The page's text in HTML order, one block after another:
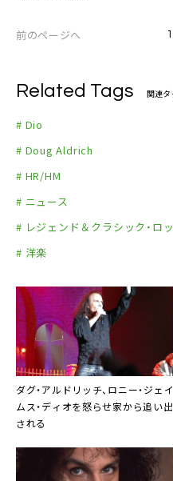
前のページへ
Related Tags 関連タ
# Dio
# Doug Aldrich
# HR/HM
# ニュース
# レジェンド＆クラシック・ロ
# 洋楽
ダグ・アルドリッチ、ロニー・ジェイ
ムス・ディオを怒らせ家から追い出
される